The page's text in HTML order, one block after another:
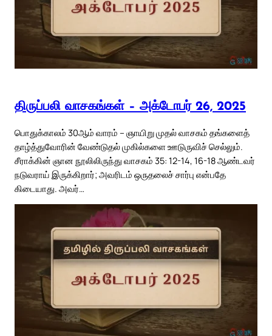
திருப்பலி வாசகங்கள் – அக்டோபர் 26, 2025
பொதுக்காலம் 30ஆம் வாரம் – ஞாயிறு முதல் வாசகம் தங்களைத்
தாழ்த்துவோரின் வேண்டுதல் முகில்களை ஊடுருவிச் செல்லும்.
சீராக்கின் ஞான நூலிலிருந்து வாசகம் 35: 12-14, 16-18 ஆண்டவர்
நடுவராய் இருக்கிறார்; அவரிடம் ஒருதலைச் சார்பு என்பதே
கிடையாது. அவர்…